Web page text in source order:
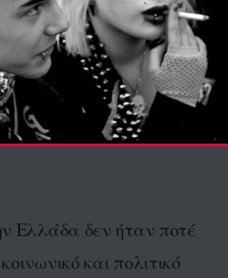
Ελλάδα δεν ήταν ποτέ
και πολιτικό